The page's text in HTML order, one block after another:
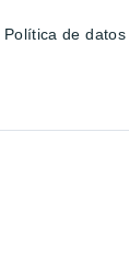
Política de datos